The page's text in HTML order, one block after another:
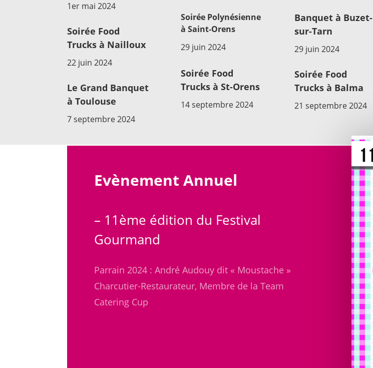
1er mai 2024
Soirée Food
Trucks à Nailloux
22 juin 2024
Le Grand Banquet
à Toulouse
7 septembre 2024
Soirée Polynésienne
à Saint-Orens
29 juin 2024
Soirée Food
Trucks à St-Orens
14 septembre 2024
Banquet à Buzet-
sur-Tarn
29 juin 2024
Soirée Food
Trucks à Balma
21 septembre 2024
Evènement Annuel
– 11ème édition du Festival
Gourmand
Parrain 2024 : André Audouy dit « Moustache »
Charcutier-Restaurateur, Membre de la Team
Catering Cup